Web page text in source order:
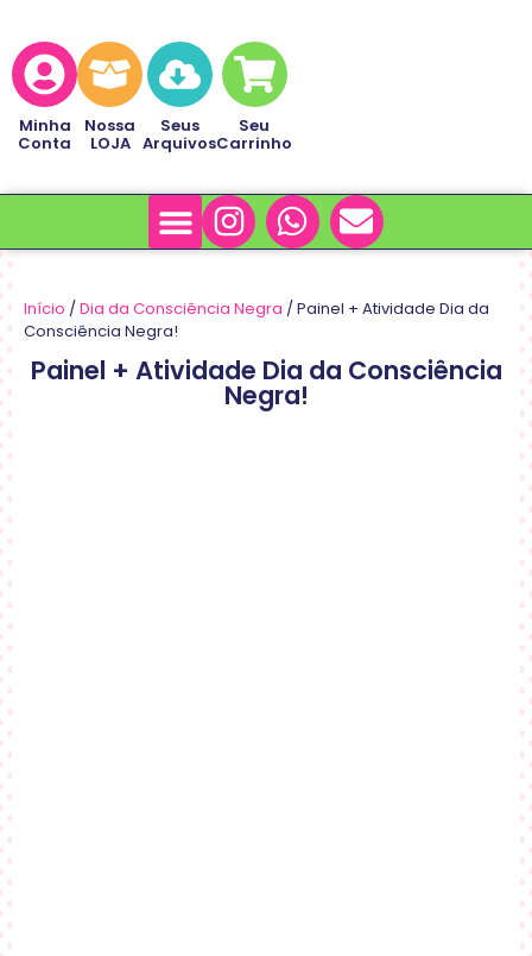
Minha
Conta
Nossa
LOJA
Seus
Arquivos
Seu
Carrinho
Início /Dia da Consciência Negra / Painel + Atividade Dia da
Consciência Negra!
Painel + Atividade Dia da Consciência
Negra!